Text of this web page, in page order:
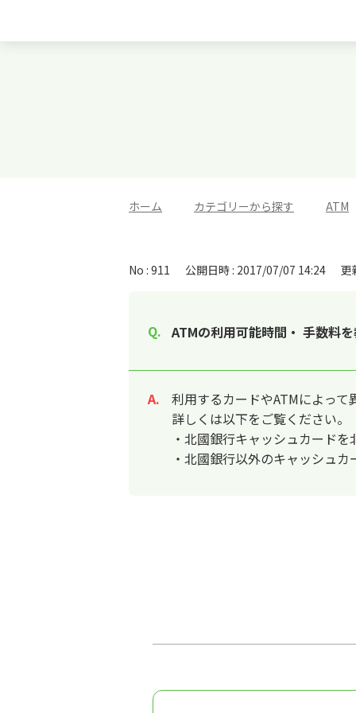
ホーム カテゴリーから探す ATM
No : 911 公開日時 : 2017/07/07 14:24 更
ATMの利用可能時間・ 手数料
回答
利用するカードやATMによって
詳しくは以下をご覧ください。
・北國銀行キャッシュカード
・北國銀行以外のキャッシュ